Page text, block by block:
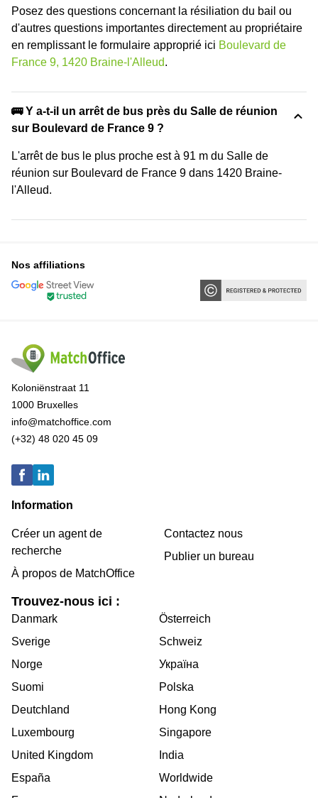
Posez des questions concernant la résiliation du bail ou
d'autres questions importantes directement au propriétaire
en remplissant le formulaire approprié ici Boulevard de
France 9, 1420 Braine-l'Alleud.
🚌 Y a-t-il un arrêt de bus près du Salle de réunion
sur Boulevard de France 9 ?
L'arrêt de bus le plus proche est à 91 m du Salle de
réunion sur Boulevard de France 9 dans 1420 Braine-
l'Alleud.
Nos affiliations
Koloniënstraat 11
1000 Bruxelles
info@matchoffice.com
(+32) 48 020 45 09
Information
Créer un agent de
recherche
À propos de MatchOffice
Contactez nous
Publier un bureau
Trouvez-nous ici :
Danmark
Sverige
Norge
Suomi
Deutchland
Luxembourg
United Kingdom
España
Österreich
Schweiz
Україна
Polska
Hong Kong
Singapore
India
Worldwide